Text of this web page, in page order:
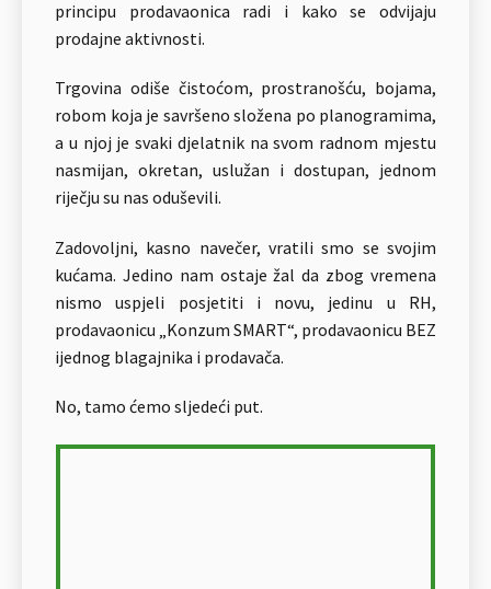
principu prodavaonica radi i kako se odvijaju
prodajne aktivnosti.
Trgovina odiše čistoćom, prostranošću, bojama,
robom koja je savršeno složena po planogramima,
a u njoj je svaki djelatnik na svom radnom mjestu
nasmijan, okretan, uslužan i dostupan, jednom
riječju su nas oduševili.
Zadovoljni, kasno navečer, vratili smo se svojim
kućama. Jedino nam ostaje žal da zbog vremena
nismo uspjeli posjetiti i novu, jedinu u RH,
prodavaonicu „Konzum SMART“, prodavaonicu BEZ
ijednog blagajnika i prodavača.
No, tamo ćemo sljedeći put.